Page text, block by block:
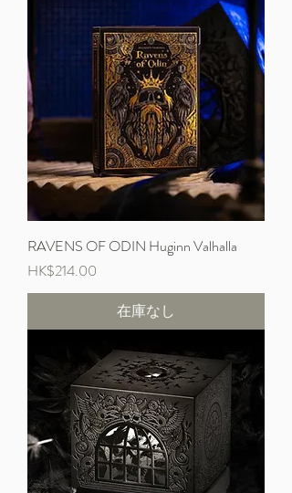
RAVENS OF ODIN Huginn Valhalla
価格
HK$214.00
在庫なし